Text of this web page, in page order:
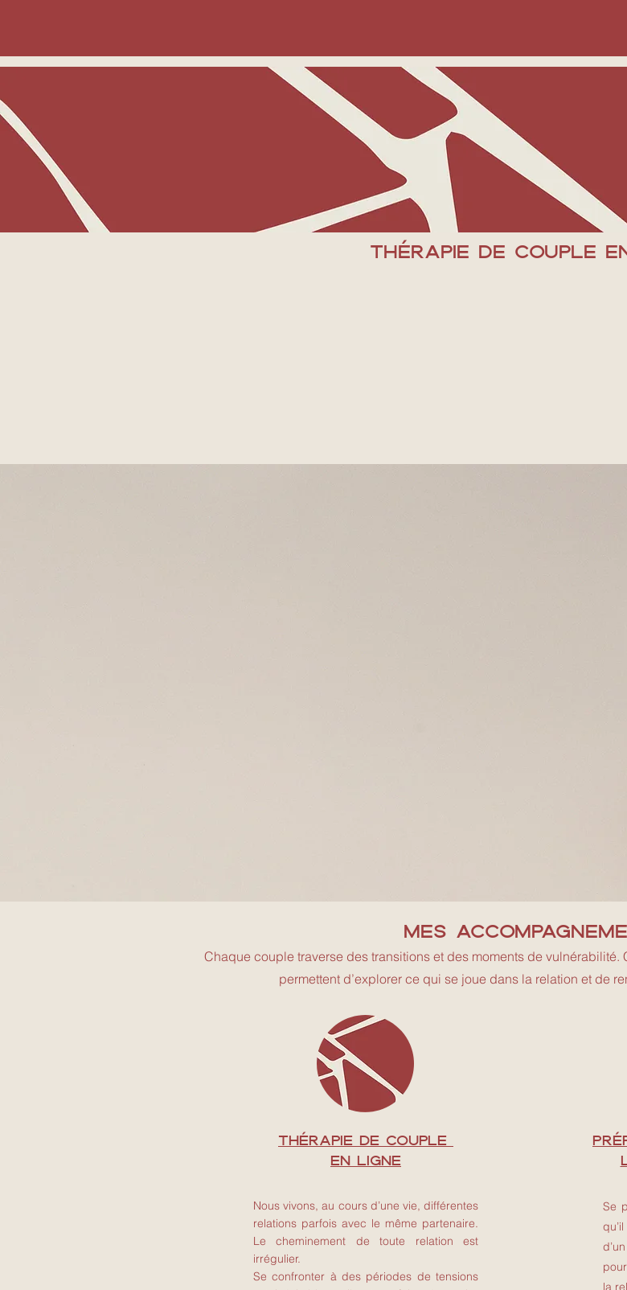
Thérapie de couple
mes
Chaque couple traverse des transitions et des moments de
permettent d’explorer ce qui se joue dans la relation et de
THÉRAPIE DE COUPLE
en ligne
Nous vivons, au cours d’une vie, différentes
relations parfois avec le même partenaire.
Le cheminement de toute relation est
irrégulier.
Se confronter à des périodes de tensions
Se
la